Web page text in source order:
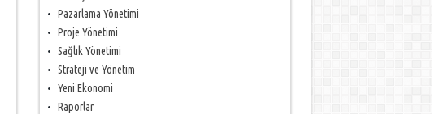
Pazarlama Yönetimi
Proje Yönetimi
Sağlık Yönetimi
Strateji ve Yönetim
Yeni Ekonomi
Raporlar